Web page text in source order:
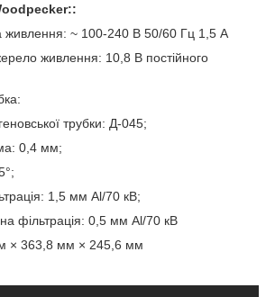
::
живлення: ~ 100-240 В 50/60 Гц 1,5 А
живлення: 10,8 В постійного
трубки: Д-045;
0,4 мм;
1,5 мм Al/70 кВ;
фільтрація: 0,5 мм Al/70 кВ
× 363,8 мм × 245,6 мм